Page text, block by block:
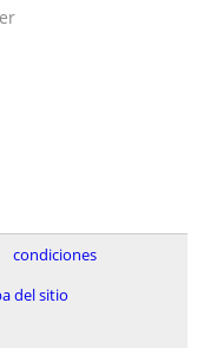
condiciones
del sitio